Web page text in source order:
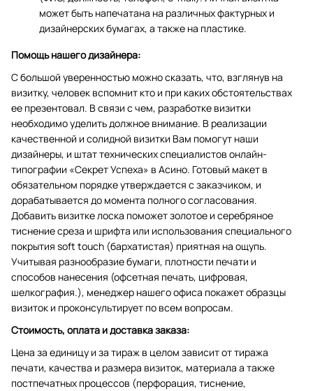
может быть напечатана на различных фактурных и
дизайнерских бумагах, а также на пластике.
Помощь нашего дизайнера:
С большой уверенностью можно сказать, что, взглянув на
визитку, человек вспомнит кто и при каких обстоятельствах
ее презентовал. В связи с чем, разработке визитки
необходимо уделить должное внимание. В реализации
качественной и солидной визитки Вам помогут наши
дизайнеры, и штат технических специалистов онлайн-
типографии «Секрет Успеха» в Асино. Готовый макет в
обязательном порядке утверждается с заказчиком, и
дорабатывается до момента полного согласования.
Добавить визитке лоска поможет золотое и серебряное
тиснение среза и шрифта или использования специального
покрытия soft touch (бархатистая) приятная на ощупь.
Учитывая разнообразие бумаги, плотности печати и
способов нанесения (офсетная печать, цифровая,
шелкография.), менеджер нашего офиса покажет образцы
визиток и проконсультирует по всем вопросам.
Стоимость, оплата и доставка заказа:
Цена за единицу и за тираж в целом зависит от тиража
печати, качества и размера визиток, материала а также
постпечатных процессов (перфорация, тиснение,